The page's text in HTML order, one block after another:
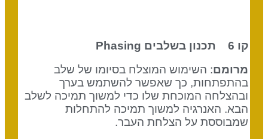
קו 6 תכנון בשלבים
Phasing
מרומם: השימוש המוצלח בסיומו של שלב
בהתפתחות, כך שאפשר להשתמש בערך
ובהצלחה המוכחת שלו כדי למשוך תמיכה לשלב
הבא. האנרגיה למשוך תמיכה להתחלות
שמבוססת על הצלחת העבר.